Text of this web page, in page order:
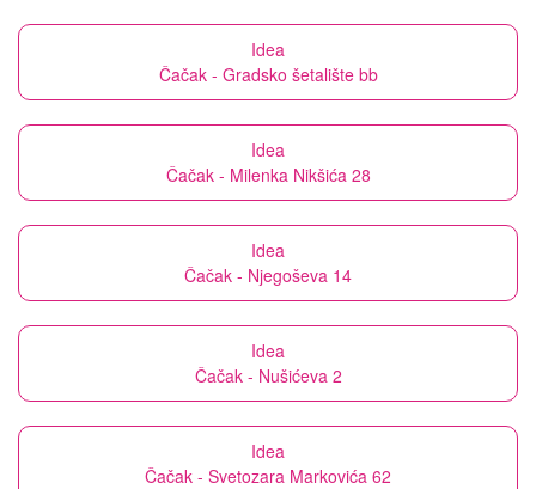
Idea
Čačak - Gradsko šetalište bb
Idea
Čačak - Milenka Nikšića 28
Idea
Čačak - Njegoševa 14
Idea
Čačak - Nušićeva 2
Idea
Čačak - Svetozara Markovića 62